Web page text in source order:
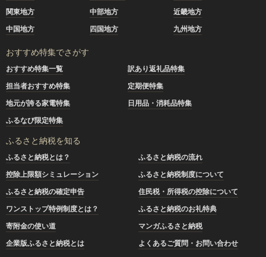
関東地方
中部地方
近畿地方
中国地方
四国地方 九州地方
おすすめ特集でさがす
おすすめ特集一覧
訳あり返礼品特集
担当者おすすめ特集
定期便特集
地元が誇る家電特集
日用品・消耗品特集
ふるなび限定特集
ふるさと納税を知る
ふるさと納税とは？
ふるさと納税の流れ
控除上限額シミュレーション
ふるさと納税制度について
ふるさと納税の確定申告
住民税・所得税の控除について
ワンストップ特例制度とは？
ふるさと納税のお礼特典
寄附金の使い道
マンガふるさと納税
企業版ふるさと納税とは
よくあるご質問・お問い合わせ